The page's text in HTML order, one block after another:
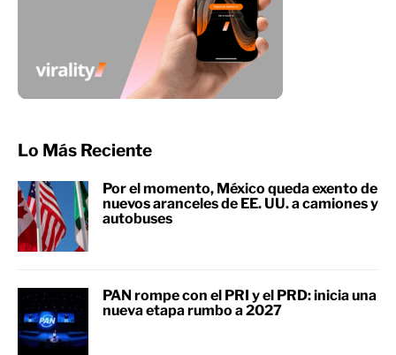
Lo Más Reciente
Por el momento, México queda exento de
nuevos aranceles de EE. UU. a camiones y
autobuses
PAN rompe con el PRI y el PRD: inicia una
nueva etapa rumbo a 2027